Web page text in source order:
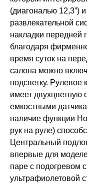
(диагональю 12,3”)
развлекательной
накладки передней
благодаря
время суток на
салона можно
подсветку. Рулевое
имеет двухцветную
емкостными
наличие функции
рук на руле)
Центральный
впервые для
паре с подогревом
ультрафиолетовой